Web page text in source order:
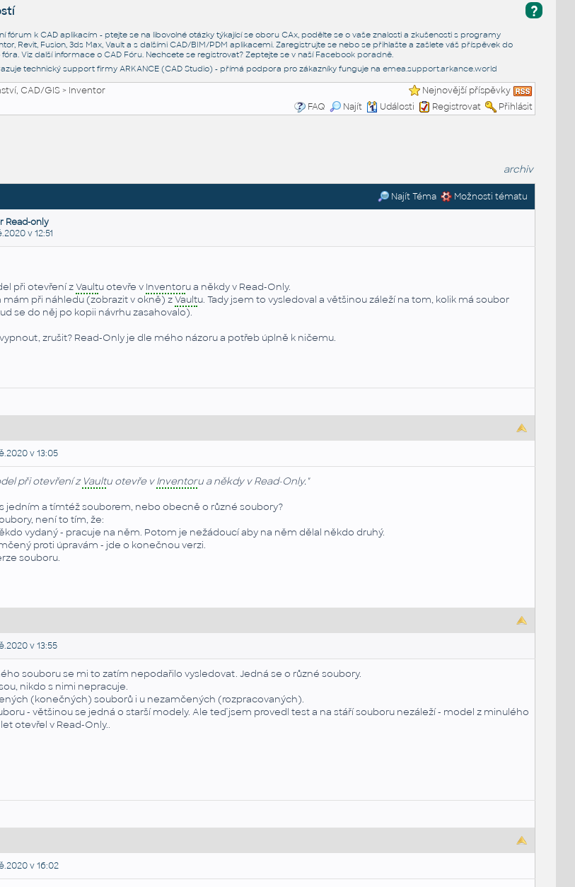
?
fórum k CAD aplikacím - ptejte se na libovolné otázky týkající se oboru CAx, podělte se o vaše znalosti a zkušenosti s programy
Revit, Fusion, 3ds Max, Vault a s dalšími CAD/BIM/PDM aplikacemi. Zaregistrujte se nebo se přihlašte a zašlete váš příspěvek do
Viz další informace o CAD Fóru. Nechcete se registrovat? Zeptejte se v naší Facebook poradně.
technický support firmy ARKANCE (CAD Studio) - přímá podpora pro zákazníky funguje na emea.support.arkance.world
CAD/GIS> Inventor
Nejnovější příspěvky
FAQ
Najít Události Registrovat Přihlásit
archiv
Najít Téma Možnosti tématu
Read-only
v 12:51
při otevření zVaultu otevře v Inventoru a někdy v Read-Only.
při náhledu (zobrazit v okně) zVaultu. Tady jsem to vysledoval a většinou záleží na tom, kolik má soubor
se do něj po kopii návrhu zasahovalo).
zrušit? Read-Only je dle mého názoru a potřeb úplně k ničemu.
v 13:05
při otevření z Vaultu otevře vInventoru a někdy v Read-Only."
jedním a tímtéž souborem, nebo obecně o různé soubory?
není to tím, že:
vydaný - pracuje na něm. Potom je nežádoucí aby na něm dělal někdo druhý.
proti úpravám - jde o konečnou verzi.
souboru.
v 13:55
souboru se mi to zatím nepodařilo vysledovat. Jedná se o různé soubory.
nikdo s nimi nepracuje.
(konečných) souborů i u nezamčených (rozpracovaných).
- většinou se jedná o starší modely. Ale teď jsem provedl test a na stáří souboru nezáleží - model z minulého
otevřel v Read-Only..
v 16:02